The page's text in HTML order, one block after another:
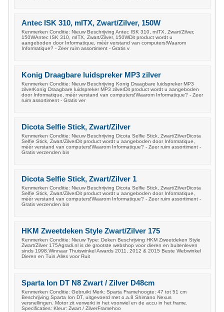
Antec ISK 310, mITX, Zwart/Zilver, 150W
Kenmerken Conditie: Nieuw Beschrijving Antec ISK 310, mITX, Zwart/Zilver,
150WAntec ISK 310, mITX, Zwart/Zilver, 150WDit product wordt u
aangeboden door Informatique, méér verstand van computers!Waarom
Informatique? - Zeer ruim assortiment - Gratis v
Konig Draagbare luidspreker MP3 zilver
Kenmerken Conditie: Nieuw Beschrijving Konig Draagbare luidspreker MP3
zilverKonig Draagbare luidspreker MP3 zilverDit product wordt u aangeboden
door Informatique, méér verstand van computers!Waarom Informatique? - Zeer
ruim assortiment - Gratis ver
Dicota Selfie Stick, Zwart/Zilver
Kenmerken Conditie: Nieuw Beschrijving Dicota Selfie Stick, Zwart/ZilverDicota
Selfie Stick, Zwart/ZilverDit product wordt u aangeboden door Informatique,
méér verstand van computers!Waarom Informatique? - Zeer ruim assortiment -
Gratis verzenden bin
Dicota Selfie Stick, Zwart/Zilver 1
Kenmerken Conditie: Nieuw Beschrijving Dicota Selfie Stick, Zwart/ZilverDicota
Selfie Stick, Zwart/ZilverDit product wordt u aangeboden door Informatique,
méér verstand van computers!Waarom Informatique? - Zeer ruim assortiment -
Gratis verzenden bin
HKM Zweetdeken Style Zwart/Zilver 175
Kenmerken Conditie: Nieuw Type: Deken Beschrijving HKM Zweetdeken Style
Zwart/Zilver 175Agradi.nl is de grootste webshop voor dieren en buitenleven
sinds 1998.Winnaar Thuiswinkel Awards 2011, 2012 & 2015 Beste Webwinkel
Dieren en Tuin.Alles voor Ruit
Sparta Ion DT N8 Zwart / Zilver D48cm
Kenmerken Conditie: Gebruikt Merk: Sparta Framehoogte: 47 tot 51 cm
Beschrijving Sparta Ion DT, uitgevoerd met o.a.8 Shimano Nexus
versnellingen. Motor zit verwerkt in het voorwiel en de accu in het frame.
Specificaties: Kleur: Zwart / ZilverFramehoo